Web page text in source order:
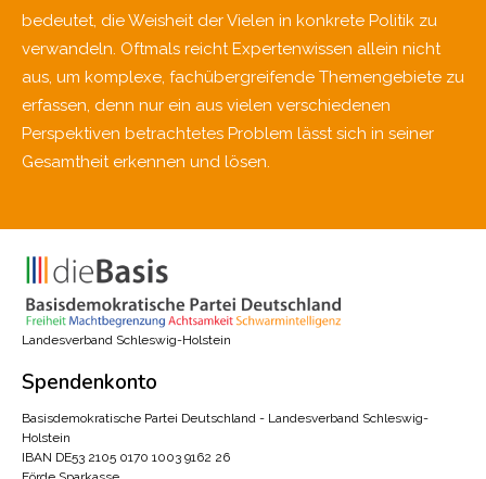
bedeutet, die Weisheit der Vielen in konkrete Politik zu
verwandeln. Oftmals reicht Expertenwissen allein nicht
aus, um komplexe, fachübergreifende Themengebiete zu
erfassen, denn nur ein aus vielen verschiedenen
Perspektiven betrachtetes Problem lässt sich in seiner
Gesamtheit erkennen und lösen.
Landesverband Schleswig-Holstein
Spendenkonto
Basisdemokratische Partei Deutschland - Landesverband Schleswig-
Holstein
IBAN DE53 2105 0170 1003 9162 26